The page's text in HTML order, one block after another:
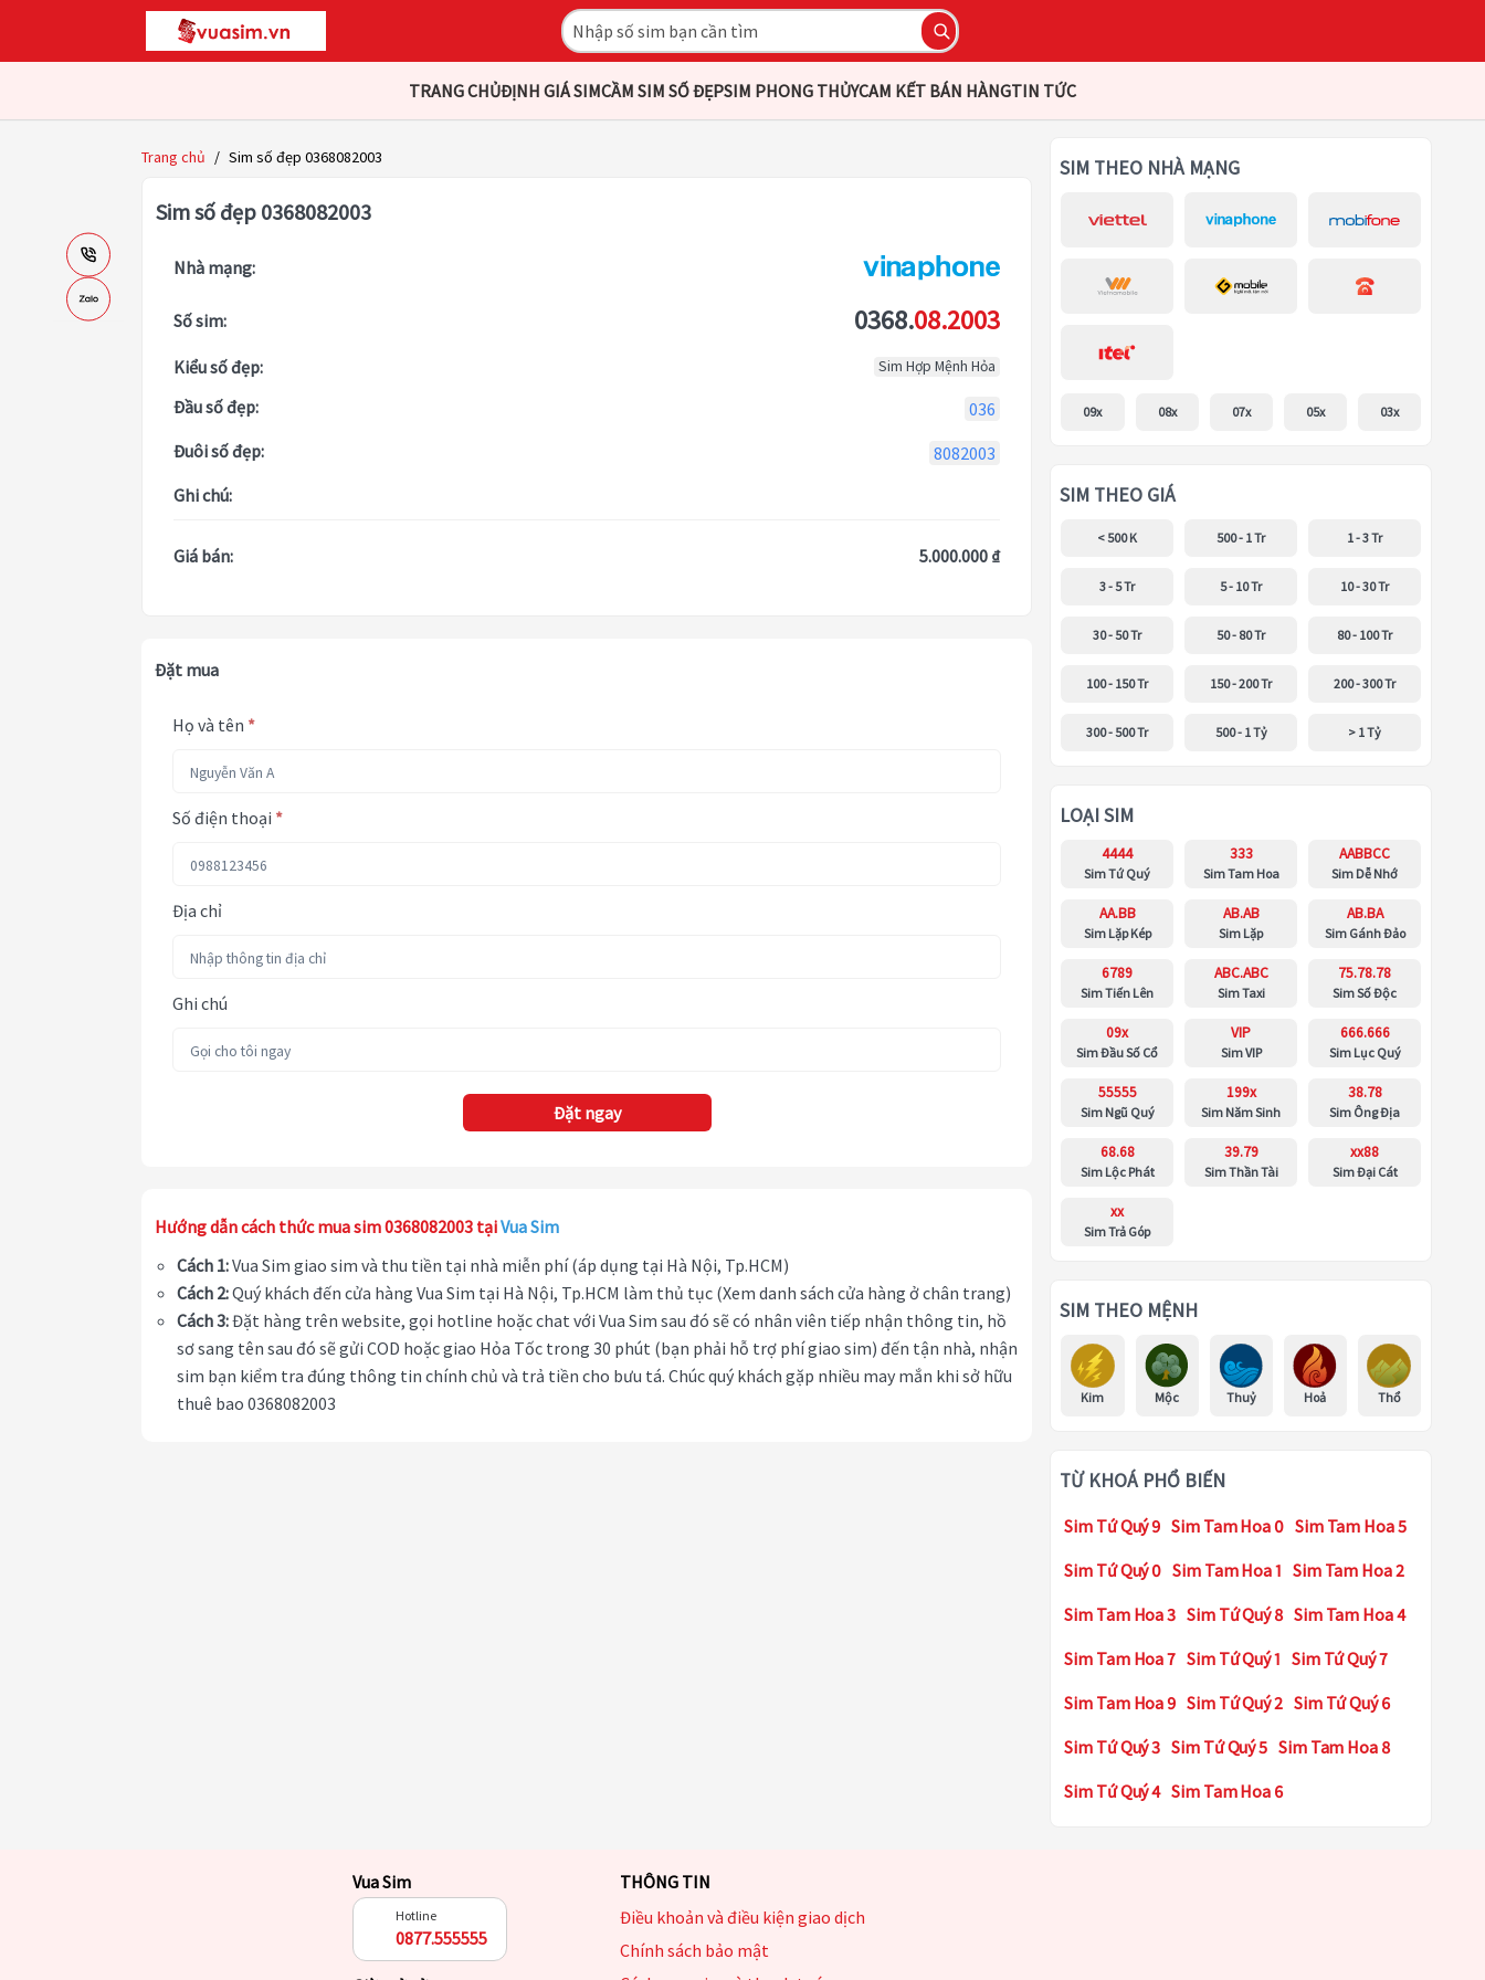
TRANG CHỦĐỊNH GIÁ SIMCẦM SIM SỐ ĐẸPSIM PHONG THỦYCAM KẾT BÁN HÀNGTIN TỨC
Trang chủ / Sim số đẹp 0368082003
Sim số đẹp 0368082003
Nhà mạng:
Số sim: 0368.08.2003
Kiểu số đẹp: Sim Hợp Mệnh Hỏa
Đầu số đẹp:
036
Đuôi số đẹp:
8082003
Ghi chú:
Giá bán: 5.000.000 ₫
Đặt mua
Họ và tên *
Số điện thoại *
Địa chỉ
Ghi chú
Đặt ngay
Hướng dẫn cách thức mua sim 0368082003 tạiVua Sim
Cách 1:Vua Sim giao sim và thu tiền tại nhà miễn phí (áp dụng tại Hà Nội, Tp.HCM)
Cách 2:Quý khách đến cửa hàng Vua Sim tại Hà Nội, Tp.HCM làm thủ tục (Xem danh sách cửa hàng ở chân trang)
Cách 3:Đặt hàng trên website, gọi hotline hoặc chat với Vua Sim sau đó sẽ có nhân viên tiếp nhận thông tin, hồ
sơ sang tên sau đó sẽ gửi COD hoặc giao Hỏa Tốc trong 30 phút (bạn phải hỗ trợ phí giao sim) đến tận nhà, nhận
sim bạn kiểm tra đúng thông tin chính chủ và trả tiền cho bưu tá. Chúc quý khách gặp nhiều may mắn khi sở hữu
thuê bao 0368082003
SIM THEO NHÀ MẠNG
09x 08x 07x 05x 03x
SIM THEO GIÁ
< 500 K 500 - 1 Tr 1 - 3 Tr
3 - 5 Tr 5 - 10 Tr 10 - 30 Tr
30 - 50 Tr 50 - 80 Tr 80 - 100 Tr
100 - 150 Tr 150 - 200 Tr 200 - 300 Tr
300 - 500 Tr 500 - 1 Tỷ > 1 Tỷ
LOẠI SIM
4444
Sim Tứ Quý
333
Sim Tam Hoa
AABBCC
Sim Dễ Nhớ
AA.BB
Sim Lặp Kép
AB.AB
Sim Lặp
AB.BA
Sim Gánh Đảo
6789
Sim Tiến Lên
ABC.ABC
Sim Taxi
75.78.78
Sim Số Độc
09x
Sim Đầu Số Cổ
VIP
Sim VIP
666.666
Sim Lục Quý
55555
Sim Ngũ Quý
199x
Sim Năm Sinh
38.78
Sim Ông Địa
68.68
Sim Lộc Phát
39.79
Sim Thần Tài
xx88
Sim Đại Cát
xx
Sim Trả Góp
SIM THEO MỆNH
Kim Mộc Thuỷ Hoả Thổ
TỪ KHOÁ PHỔ BIẾN
Sim Tứ Quý 9 Sim Tam Hoa 0 Sim Tam Hoa 5
Sim Tứ Quý 0 Sim Tam Hoa 1 Sim Tam Hoa 2
Sim Tam Hoa 3 Sim Tứ Quý 8 Sim Tam Hoa 4
Sim Tam Hoa 7 Sim Tứ Quý 1 Sim Tứ Quý 7
Sim Tam Hoa 9 Sim Tứ Quý 2 Sim Tứ Quý 6
Sim Tứ Quý 3 Sim Tứ Quý 5 Sim Tam Hoa 8
Sim Tứ Quý 4 Sim Tam Hoa 6
Vua Sim
Hotline
0877.555555
THÔNG TIN
Điều khoản và điều kiện giao dịch
Chính sách bảo mật